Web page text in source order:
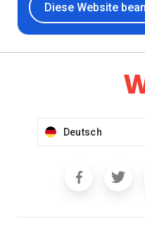
Diese Website
Deutsch